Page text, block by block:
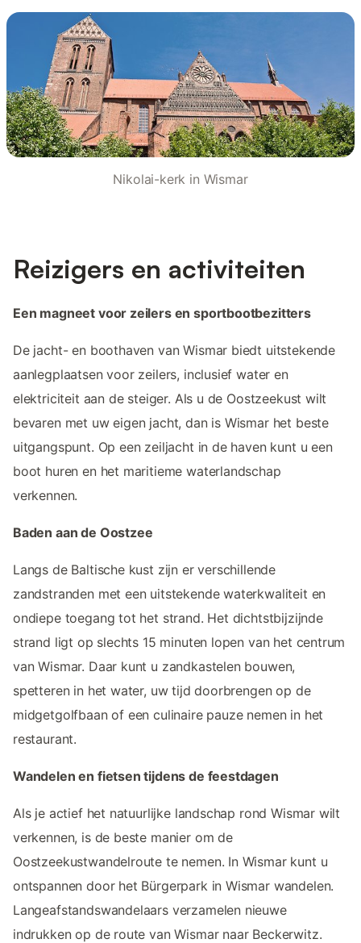
Nikolai-kerk in Wismar
Reizigers en activiteiten
Een magneet voor zeilers en sportbootbezitters
De jacht- en boothaven van Wismar biedt uitstekende
aanlegplaatsen voor zeilers, inclusief water en
elektriciteit aan de steiger. Als u de Oostzeekust wilt
bevaren met uw eigen jacht, dan is Wismar het beste
uitgangspunt. Op een zeiljacht in de haven kunt u een
boot huren en het maritieme waterlandschap
verkennen.
Baden aan de Oostzee
Langs de Baltische kust zijn er verschillende
zandstranden met een uitstekende waterkwaliteit en
ondiepe toegang tot het strand. Het dichtstbijzijnde
strand ligt op slechts 15 minuten lopen van het centrum
van Wismar. Daar kunt u zandkastelen bouwen,
spetteren in het water, uw tijd doorbrengen op de
midgetgolfbaan of een culinaire pauze nemen in het
restaurant.
Wandelen en fietsen tijdens de feestdagen
Als je actief het natuurlijke landschap rond Wismar wilt
verkennen, is de beste manier om de
Oostzeekustwandelroute te nemen. In Wismar kunt u
ontspannen door het Bürgerpark in Wismar wandelen.
Langeafstandswandelaars verzamelen nieuwe
indrukken op de route van Wismar naar Beckerwitz.